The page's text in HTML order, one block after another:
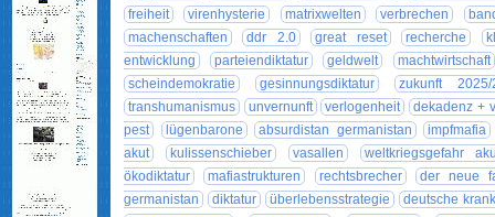
freiheit
virenhysterie matrixwelten verbrechen
machenschaften
ddr 2.0 great reset recherche
entwicklung
parteiendiktatur geldwelt
machtwirtschaft
scheindemokratie
gesinnungsdiktatur
zukunft 2025/
transhumanismus
unvernunft verlogenheit
dekadenz +
pest
lügenbarone absurdistan germanistan
impfmafia
akut
kulissenschieber vasallen
weltkriegsgefahr
ökodiktatur
mafiastrukturen rechtsbrecher
der neue
germanistan
diktatur überlebensstrategie
deutsche